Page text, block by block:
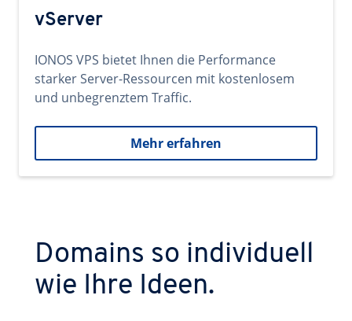
vServer
IONOS VPS bietet Ihnen die Performance
starker Server-Ressourcen mit kostenlosem
und unbegrenztem Traffic.
Mehr erfahren
Domains so individuell
wie Ihre Ideen.